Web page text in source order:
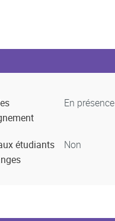
En présence
étudiants
Non